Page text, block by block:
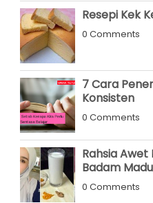
Resepi Kek
0 Comments
7 Cara
Konsisten
0 Comments
Rahsia Awet
Badam Madu
0 Comments